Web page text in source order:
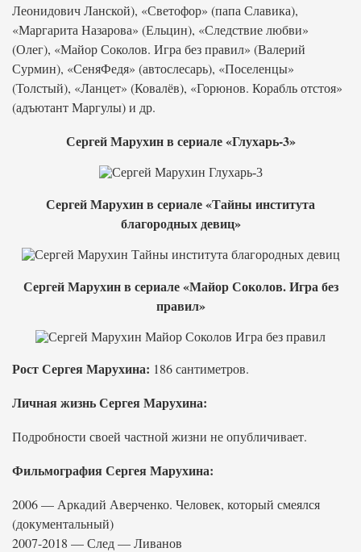
Леонидович Ланской), «Светофор» (папа Славика),
«Маргарита Назарова» (Ельцин), «Следствие любви»
(Олег), «Майор Соколов. Игра без правил» (Валерий
Сурмин), «СеняФедя» (автослесарь), «Поселенцы»
(Толстый), «Ланцет» (Ковалёв), «Горюнов. Корабль отстоя»
(адъютант Маргулы) и др.
Сергей Марухин в сериале «Глухарь-3»
Сергей Марухин в сериале «Тайны института
благородных девиц»
Сергей Марухин в сериале «Майор Соколов. Игра без
правил»
Рост Сергея Марухина: 186 сантиметров.
Личная жизнь Сергея Марухина:
Подробности своей частной жизни не опубличивает.
Фильмография Сергея Марухина:
2006 — Аркадий Аверченко. Человек, который смеялся
(документальный)
2007-2018 — След — Ливанов